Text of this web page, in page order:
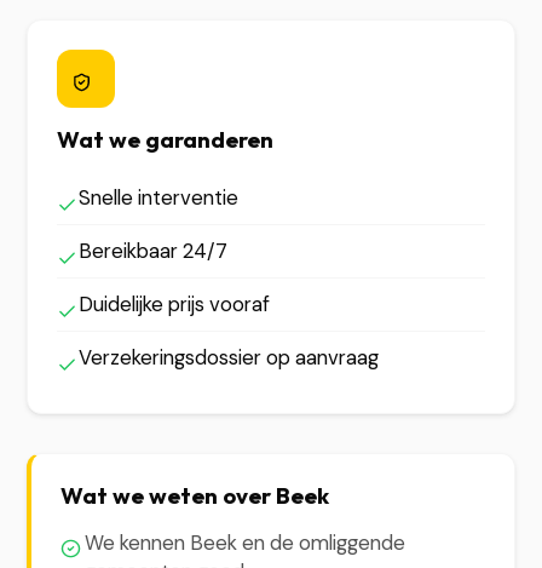
Wat we garanderen
Snelle interventie
Bereikbaar 24/7
Duidelijke prijs vooraf
Verzekeringsdossier op aanvraag
Wat we weten over Beek
We kennen Beek en de omliggende